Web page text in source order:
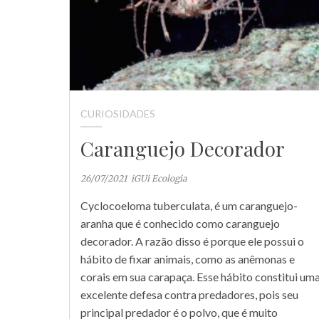
CURIOSIDADES
Caranguejo Decorador
26/07/2021 iGUi Ecologia
Cyclocoeloma tuberculata, é um caranguejo-
aranha que é conhecido como caranguejo
decorador. A razão disso é porque ele possui o
hábito de fixar animais, como as anêmonas e
corais em sua carapaça. Esse hábito constitui
excelente defesa contra predadores, pois seu
principal predador é o polvo, que é muito